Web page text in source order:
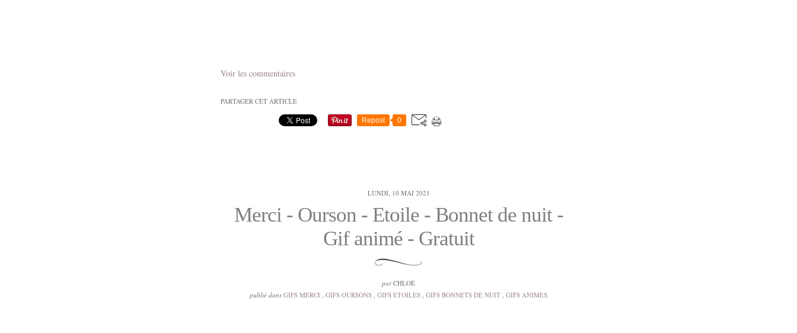
Voir les commentaires
PARTAGER CET ARTICLE
Repost 0
LUNDI, 10 MAI 2021
Merci - Ourson - Etoile - Bonnet de nuit -
Gif animé - Gratuit
parCHLOÉ
publié dans GIFS MERCI , GIFS OURSONS , GIFS ETOILES , GIFS BONNETS DE NUIT , GIFS ANIMES